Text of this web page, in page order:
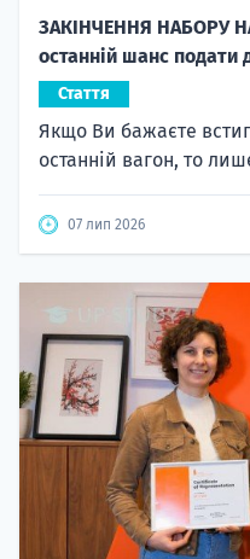
ЗАКІНЧЕННЯ НАБОРУ
останній шанс подати
Стаття
Якщо Ви бажаєте
останній вагон, то
07 лип 2026